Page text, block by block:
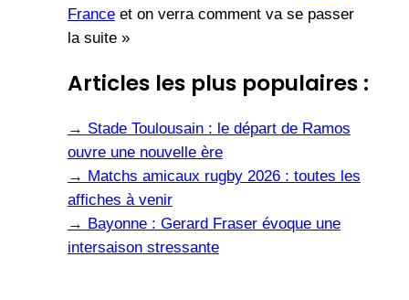
Franceet on verra comment va se passer
la suite »
Articles les plus populaires :
→ Stade Toulousain : le départ de Ramos
ouvre une nouvelle ère
→ Matchs amicaux rugby 2026 : toutes les
affiches à venir
→ Bayonne : Gerard Fraser évoque une
intersaison stressante